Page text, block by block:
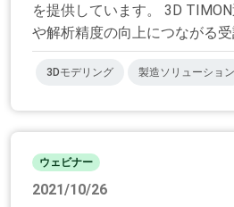
を提供しています。 3D
や解析精度の向上につながる
3Dモデリング 製造ソリューション
ウェビナー
2021/10/26